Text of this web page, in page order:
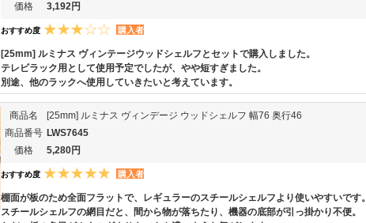
価格
3,192円
おすすめ度 購入者
[25mm] ルミナス ヴィンテージウッドシェルフとセットで購入しました。
テレビラック用として使用予定でしたが、やや短すぎました。
別途、他のラックへ使用していきたいと考えています。
商品名
[25mm] ルミナス ヴィンデージ ウッドシェルフ 幅76 奥行46
商品番号 LWS7645
価格
5,280円
おすすめ度 購入者
棚面が板のため全面フラットで、レギュラーのスチールシェルフより使いやすいです。
スチールシェルフの網目だと、間から物が落ちたり、機器の底部が引っ掛かり不便。